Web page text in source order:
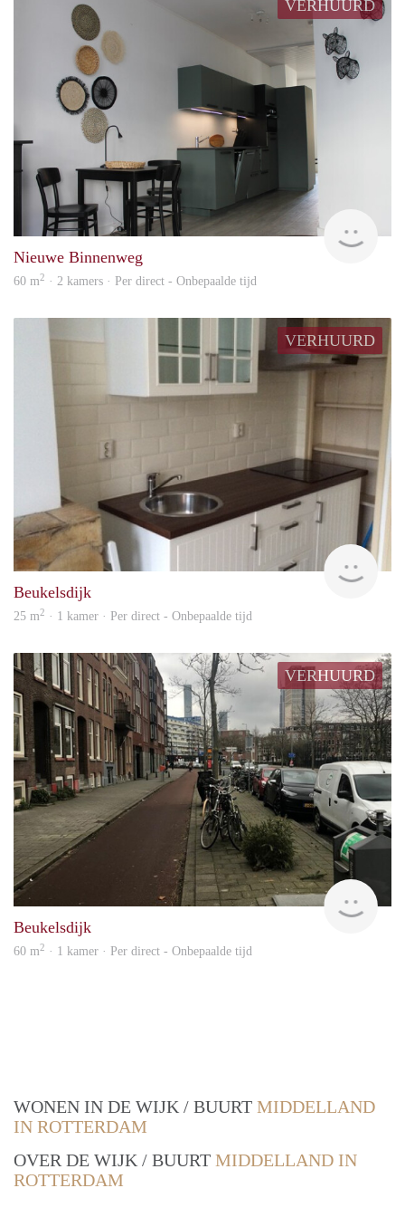
VERHUURD
Nieuwe Binnenweg
60 m2 · 2 kamers · Per direct - Onbepaalde tijd
VERHUURD
Rent
Beukelsdijk
25 m2 · 1 kamer · Per direct - Onbepaalde tijd
VERHUURD
Beukelsdijk
60 m2 · 1 kamer · Per direct - Onbepaalde tijd
WONEN IN DE WIJK / BUURT MIDDELLAND
IN ROTTERDAM
OVER DE WIJK / BUURT MIDDELLAND IN
ROTTERDAM